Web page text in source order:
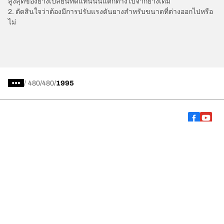
2. ตัดสินใจว่าต้องมีการปรับแรงดันยางสำหรับขนาดที่ต่างออกไปหรือ
ไม่
/ 480 480 1995